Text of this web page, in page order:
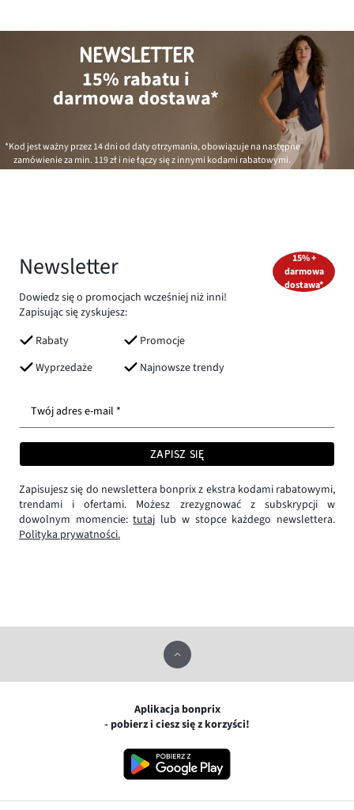
NEWSLETTER
15% rabatu i
darmowa dostawa*
*Kod jest ważny przez 14 dni od daty otrzymania, obowiązuje na następne
zamówienie za min. 119 złi nie łączy się z innymi kodami rabatowymi.
Newsletter
Dowiedz się o promocjach wcześniej niż inni!
Zapisując się zyskujesz:
Rabaty
Promocje
Wyprzedaże
Najnowsze trendy
15% +
darmowa
dostawa*
Twój adres e-mail *
ZAPISZ SIĘ
Zapisujesz się do newslettera bonprix z ekstra kodami rabatowymi,
trendami i ofertami. Możesz zrezygnować z subskrypcji w
dowolnym momencie:tutaj lub w stopce każdego newslettera.
Polityka prywatności.
Aplikacja bonprix
- pobierz i ciesz się z korzyści!